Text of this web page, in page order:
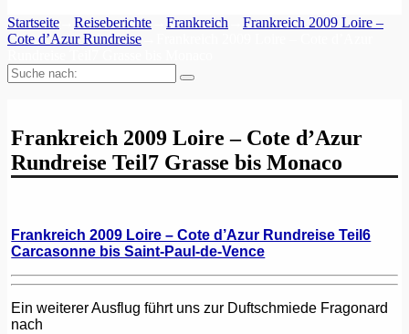
Startseite
Reiseberichte Frankreich
Frankreich 2009 Loire –
Cote d’Azur Rundreise
Suche
nach:
Frankreich 2009 Loire – Cote d’Azur
Rundreise Teil7 Grasse bis Monaco
Frankreich 2009 Loire – Cote d’Azur Rundreise Teil6
Carcasonne bis Saint-Paul-de-Vence
Ein weiterer Ausflug führt uns zur Duftschmiede Fragonard
nach